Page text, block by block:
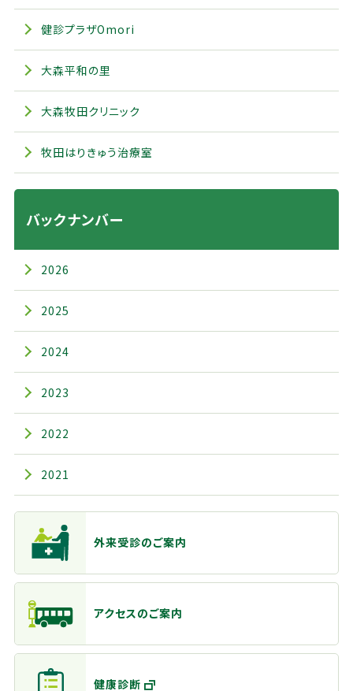
健診プラザOmori
大森平和の里
大森牧田クリニック
牧田はりきゅう治療室
バックナンバー
2026
2025
2024
2023
2022
2021
主なメニュー
外来受診のご案内
アクセスのご案内
健康診断